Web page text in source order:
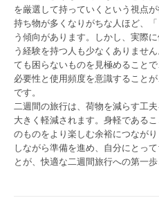
を厳選して持っていくという視点が
持ち物が多くなりがちな人ほど、
う傾向があります。しかし、実際
う経験を持つ人も少なくありませ
ても困らないものを見極めること
必要性と使用頻度を意識すること
です。
二週間の旅行は、荷物を減らす工
大きく軽減されます。身軽である
のものをより楽しむ余裕につなが
しながら準備を進め、自分にとっ
とが、快適な二週間旅行への第一歩